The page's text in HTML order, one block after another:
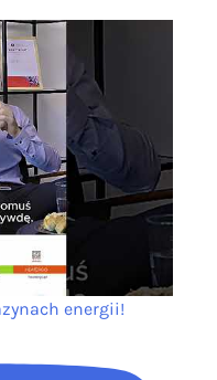
energii!